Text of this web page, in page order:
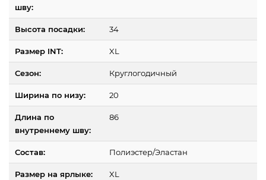
шву:
Высота посадки: 34
Размер INT: XL
Сезон: Круглогодичный
Ширина по низу: 20
Длина по
внутреннему шву:
86
Состав: Полиэстер/Эластан
Размер на ярлыке: XL